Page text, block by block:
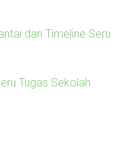
dan Timeline Seru
Tugas Sekolah